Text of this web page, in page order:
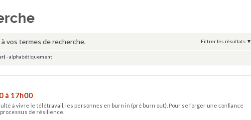
vos termes de recherche. Filtrer les résultats
· alphabétiquement
à 17h00
à vivre le télétravail, les personnes en burn in (pré burn out). Pour se forger une confiance
de résilience.